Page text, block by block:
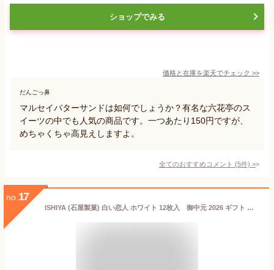
ショップでみる
価格と在庫を楽天でチェック >>
だんごっ鼻
マルセイバターサンドは如何でしょうか？有名な六花亭のス
イーツの中でも人気の商品です。一つあたり150円ですが、
めちゃくちゃ高見えしますよ。
全てのおすすめコメント (5件) >
no. 17
ISHIYA (石屋製菓) 白い恋人 ホワイト 12枚入 御中元 2026 ギフト プチギフト 北海道 お土産 札幌 スイーツ お菓子 焼き菓子 ラングドシャ 個包装 洋菓子 誕生日 内祝い 退職 お祝い 転勤 お礼 お返し 感謝 銘菓 有名